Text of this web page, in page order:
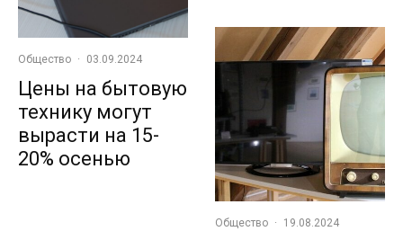
Общество · 03.09.2024
Цены на бытовую
технику могут
вырасти на 15-
20% осенью
Общество · 19.08.2024